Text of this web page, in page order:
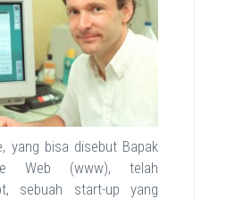
yang bisa disebut Bapak
Web (www), telah
sebuah start-up yang